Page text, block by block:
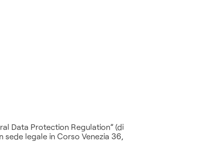
Data Protection Regulation” (di
sede legale in Corso Venezia 36,